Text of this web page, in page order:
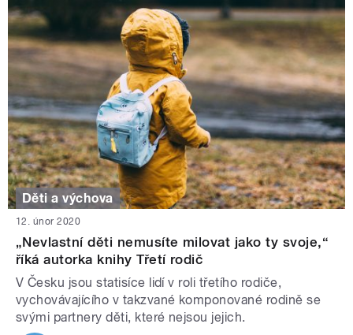
Děti a výchova
12. únor 2020
„Nevlastní děti nemusíte milovat jako ty svoje,“
říká autorka knihy Třetí rodič
V Česku jsou statisíce lidí v roli třetího rodiče,
vychovávajícího v takzvané komponované rodině se
svými partnery děti, které nejsou jejich.